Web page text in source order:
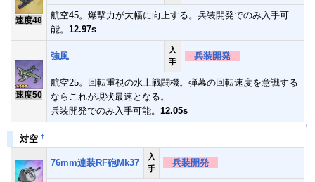
速度48
航空45。爆撃力が大幅に向上する。兵装開発でのみ入手可
能。 12.97s
速度50
強風
入
手
兵装開発
航空25。回転重視の水上戦闘機。弾幕の回転速度を意識する
ならこれが現状最速となる。
兵装開発でのみ入手可能。 12.05s
↑
対空 †
76mm連装RF砲Mk37
入
手
兵装開発